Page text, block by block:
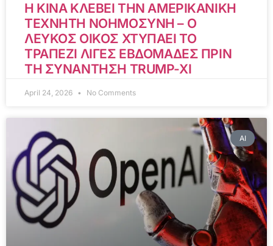
Η ΚΙΝΑ ΚΛΕΒΕΙ ΤΗΝ ΑΜΕΡΙΚΑΝΙΚΗ
ΤΕΧΝΗΤΗ ΝΟΗΜΟΣΥΝΗ – Ο
ΛΕΥΚΟΣ ΟΙΚΟΣ ΧΤΥΠΑΕΙ ΤΟ
ΤΡΑΠΕΖΙ ΛΙΓΕΣ ΕΒΔΟΜΑΔΕΣ ΠΡΙΝ
ΤΗ ΣΥΝΑΝΤΗΣΗ TRUMP-XI
April 24, 2026 No Comments
AI